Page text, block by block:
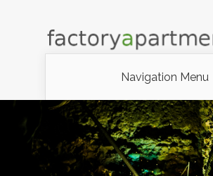
Navigation Menu